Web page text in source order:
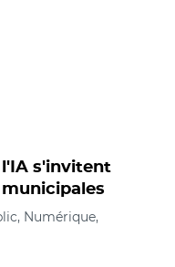
l'IA s'invitent
Numérique,